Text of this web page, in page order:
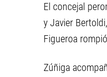
El concejal
y Javier
Figueroa
Zúñiga